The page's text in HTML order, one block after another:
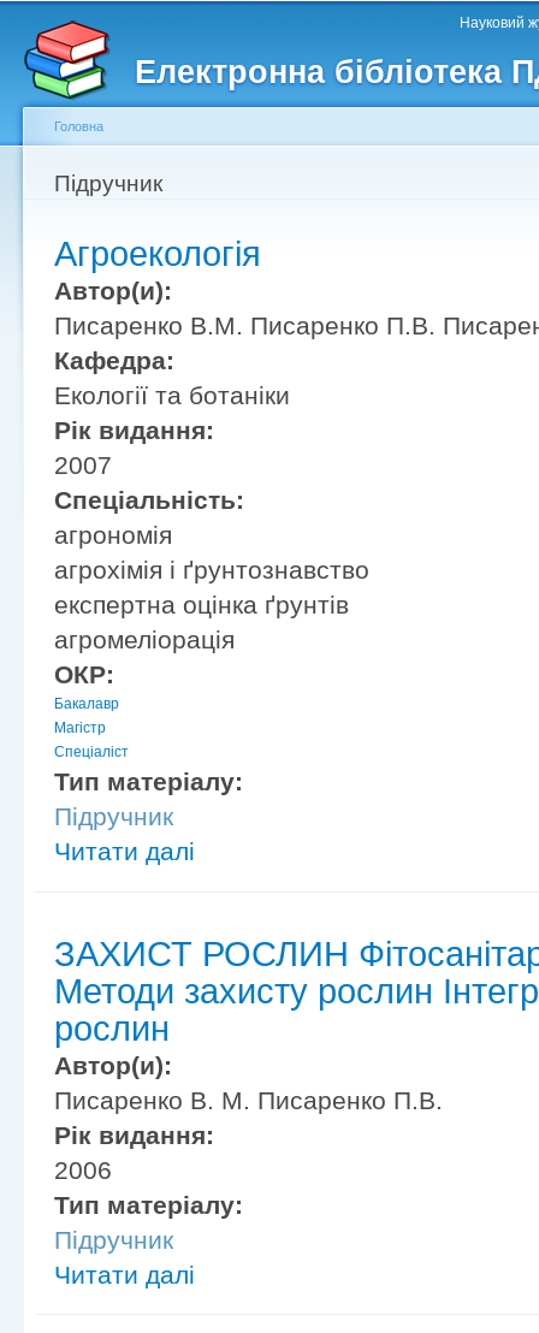
Електронна бібліотека
Головне меню Науковий
Другорядне меню
Ви є тут
Головна
Підручник
Агроекологія
Автор(и):
Писаренко В.М. Писаренко П.В.
Кафедра:
Екології та ботаніки
Рік видання:
2007
Спеціальність:
агрономія
агрохімія і ґрунтознавство
експертна оцінка ґрунтів
агромеліорація
ОКР:
Бакалавр
Магістр
Спеціаліст
Тип матеріалу:
Підручник
Читати далі
ЗАХИСТ РОСЛИН
Методи захисту рослин
рослин
Автор(и):
Писаренко В. М. Писаренко П.В.
Рік видання:
2006
Тип матеріалу:
Підручник
Читати далі